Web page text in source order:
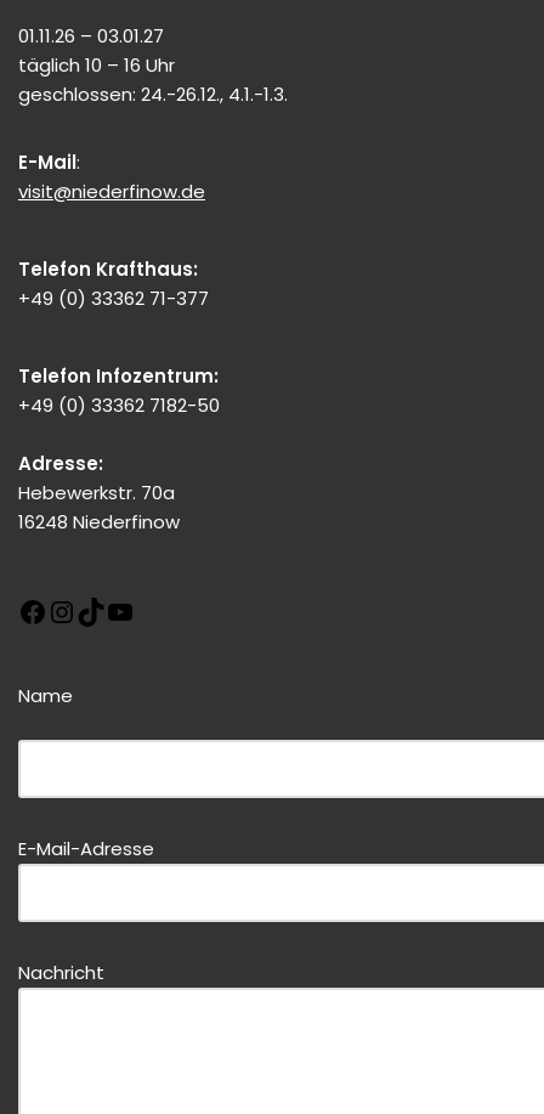
01.11.26 – 03.01.27
täglich 10 – 16 Uhr
geschlossen: 24.-26.12., 4.1.-1.3.
E-Mail:
visit@niederfinow.de
Telefon Krafthaus:
+49 (0) 33362 71-377
Telefon Infozentrum:
+49 (0) 33362 7182-50
Adresse:
Hebewerkstr. 70a
16248 Niederfinow
Name
Bitte dieses Feld leer lassen!
Bitte dieses Feld leer lassen!
E-Mail-Adresse
Nachricht